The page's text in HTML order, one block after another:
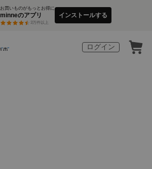
お買いものがもっとお得に
minneのアプリ
3万件以上
インストールする
ログイン